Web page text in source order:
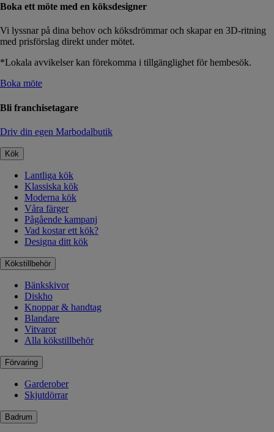
Boka ett möte med en köksdesigner
Vi lyssnar på dina behov och köksdrömmar och skapar en 3D-ritning
med prisförslag direkt under mötet.
*Lokala avvikelser kan förekomma i tillgänglighet för hembesök.
Boka möte
Bli franchisetagare
Driv din egen Marbodalbutik
Kök
Lantliga kök
Klassiska kök
Moderna kök
Våra färger
Pågående kampanj
Vad kostar ett kök?
Designa ditt kök
Kökstillbehör
Bänkskivor
Diskho
Knoppar & handtag
Blandare
Vitvaror
Alla kökstillbehör
Förvaring
Garderober
Skjutdörrar
Badrum